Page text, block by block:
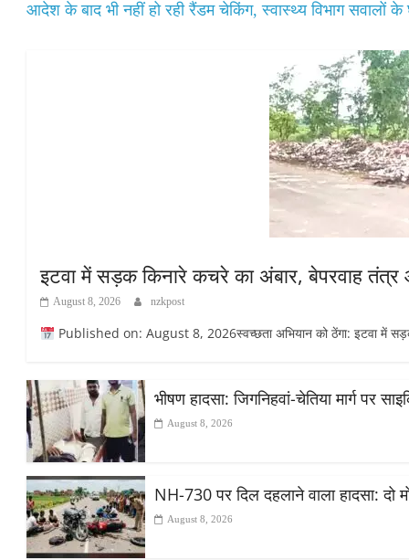
आदेश के बाद भी नहीं हो रही रैंडम चेकिंग, स्वास्थ्य विभाग सवालों
इटवा में सड़क किनारे कचरे का अंबार, बेपरवाह
August 8, 2026 nzkpost
Published on: August 8, 2026स्वच्छता अभियान को ठेंगा: इटवा में सड़क
भीषण हादसा: जिगनिहवां-चेतिया मार्ग
August 8, 2026
NH-730 पर दिल दहलाने वाला हादसा: दो
August 8, 2026